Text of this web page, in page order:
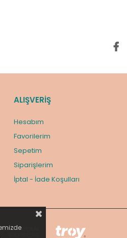
ALIŞVERİŞ
Hesabım
Favorilerim
Sepetim
Siparişlerim
İptal - İade Koşulları